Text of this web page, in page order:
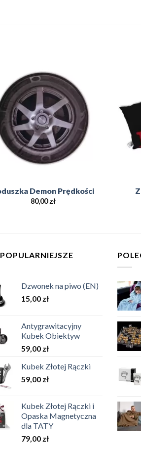
Wishlist
Demon Prędkości
80,00zł
Dzwonek na piwo (EN)
15,00 zł
Antygrawitacyjny
Kubek Obiektyw
59,00 zł
Kubek Złotej Rączki
59,00 zł
Kubek Złotej Rączki i
Opaska Magnetyczna
dla TATY
79,00 zł